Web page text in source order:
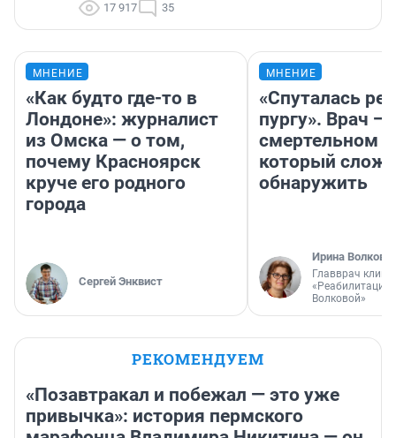
17 917 35
МНЕНИЕ
«Как будто где-то в
Лондоне»: журналист
из Омска — о том,
почему Красноярск
круче его родного
города
Сергей Энквист
МНЕНИЕ
«Спуталась
пургу». Врач —
смертельном
который
обнаружить
Ирина Волкова
Главврач
«Реабилитация
Волковой»
РЕКОМЕНДУЕМ
«Позавтракал и побежал — это уже
привычка»: история пермского